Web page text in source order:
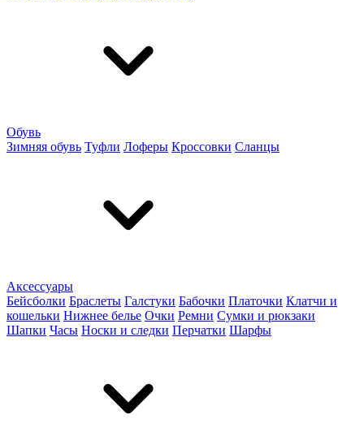
Обувь
Зимняя обувь Туфли Лоферы Кроссовки Сланцы
Аксессуары
Бейсболки Браслеты Галстуки Бабочки Платочки Клатчи и
кошельки Нижнее белье Очки Ремни Сумки и рюкзаки
Шапки Часы Носки и следки Перчатки Шарфы